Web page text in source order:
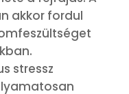
akkor fordul
stressz